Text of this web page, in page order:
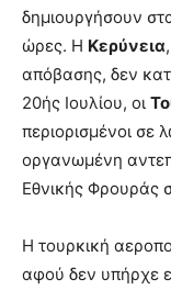
δημιουργήσουν
ώρες. Η Κερύνεια
απόβασης, δεν
20ής Ιουλίου, οι
περιορισμένοι σε
οργανωμένη
Εθνικής Φρουράς
Η τουρκική
αφού δεν υπήρχε